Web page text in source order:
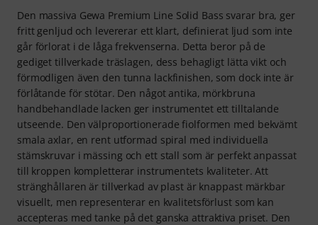
Den massiva Gewa Premium Line Solid Bass svarar bra, ger
fritt genljud och levererar ett klart, definierat ljud som inte
går förlorat i de låga frekvenserna. Detta beror på de
gediget tillverkade träslagen, dess behagligt lätta vikt och
förmodligen även den tunna lackfinishen, som dock inte är
förlåtande för stötar. Den något antika, mörkbruna
handbehandlade lacken ger instrumentet ett tilltalande
utseende. Den välproportionerade fiolformen med bekvämt
smala axlar, en rent utformad spiral med individuella
stämskruvar i mässing och ett stall som är perfekt anpassat
till kroppen kompletterar instrumentets kvaliteter. Att
stränghållaren är tillverkad av plast är knappast märkbar
visuellt, men representerar en kvalitetsförlust som kan
accepteras med tanke på det ganska attraktiva priset. Den